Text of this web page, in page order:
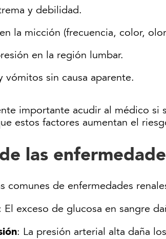
y debilidad.
la micción (frecuencia, color,
en la región lumbar.
vómitos sin causa aparente.
importante acudir al médico
estos factores aumentan el
las
comunes de enfermedades
El exceso de glucosa en sangre
: La presión arterial alta daña